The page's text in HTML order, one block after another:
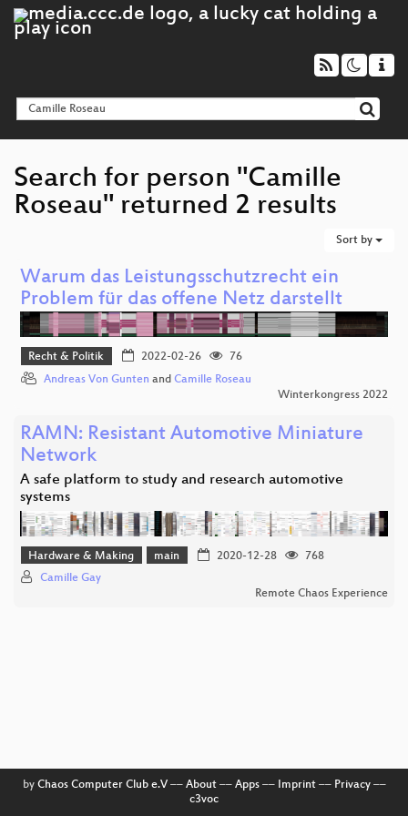
Search for person "Camille
Roseau" returned 2 results
Sort by
Warum das Leistungsschutzrecht ein
Problem für das offene Netz darstellt
Recht & Politik 2022-02-26
76
Andreas Von Gunten and Camille Roseau
Winterkongress 2022
RAMN: Resistant Automotive Miniature
Network
A safe platform to study and research automotive
systems
Hardware & Making main 2020-12-28
768
Camille Gay
Remote Chaos Experience
by Chaos Computer Club e.V–– About–– Apps–– Imprint–– Privacy––
c3voc